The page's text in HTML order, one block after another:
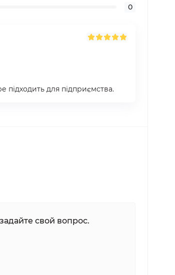
0
підходить для підприємства.
свой вопрос.